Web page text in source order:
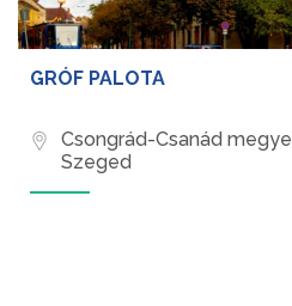
GRÓF PALOTA
Csongrád-Csanád megye
Szeged